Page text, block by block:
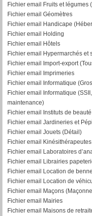
Fichier email Fruits et légumes
Fichier email Géomètres
Fichier email Handicape
Fichier email Holding
Fichier email Hôtels
Fichier email Hypermarchés et
Fichier email Import-export
Fichier email Imprimeries
Fichier email Informatique
Fichier email Informatique
maintenance)
Fichier email Instituts de beauté
Fichier email Jardineries et
Fichier email Jouets (Détail)
Fichier email Kinésithérapeutes
Fichier email Laboratoires
Fichier email Librairies
Fichier email Location de
Fichier email Location de
Fichier email Maçons
Fichier email Mairies
Fichier email Maisons de